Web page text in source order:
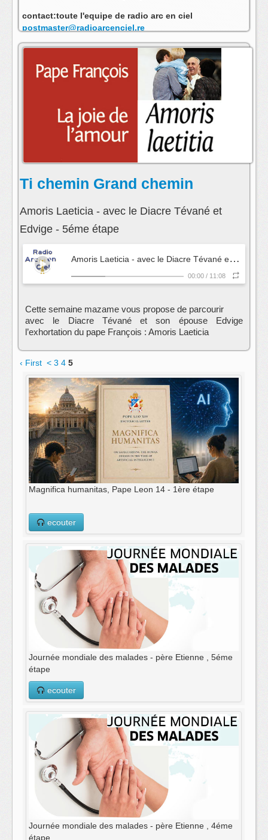
contact:toute l'equipe de radio arc en ciel
postmaster@radioarcenciel.re
s'abonner au fil rss de cette emission:
Ti chemin Grand chemin
Amoris Laeticia - avec le Diacre Tévané et
Edvige - 5éme étape
A
moris Laeticia - avec le Diacre Tévané et Edvige - 5éme étape
00:00 / 11:08
Cette semaine mazame vous propose de parcourir
avec le Diacre Tévané et son épouse Edvige
l’exhortation du pape François : Amoris Laeticia
‹ First < 3 4 5
Magnifica humanitas, Pape Leon 14 - 1ère étape
ecouter
Journée mondiale des malades - père Etienne , 5éme
étape
ecouter
Journée mondiale des malades - père Etienne , 4éme
étape